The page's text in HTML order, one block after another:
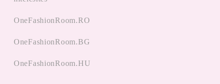
OneFashionRoom.RO
OneFashionRoom.BG
OneFashionRoom.HU